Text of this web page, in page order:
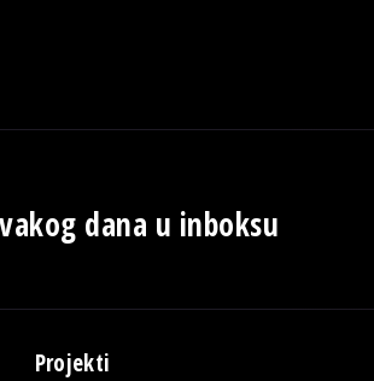
dana u inboksu
Projekti